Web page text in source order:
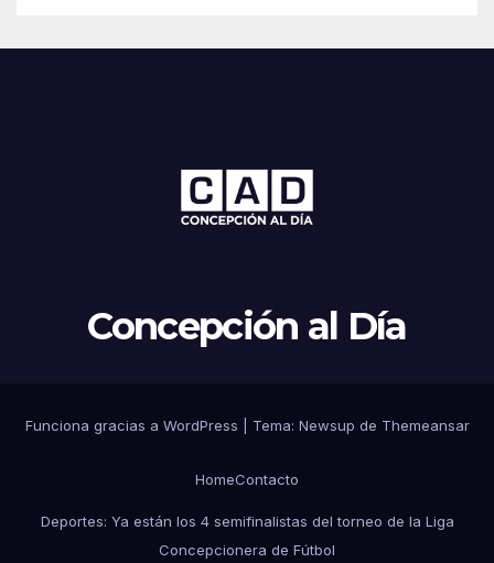
Concepción al Día
Funciona gracias a WordPress Tema: Newsup de Themeansar
HomeContacto
Deportes: Ya están los 4 semifinalistas del torneo de la Liga
Concepcionera de Fútbol